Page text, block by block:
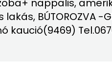
nappalis,
BÚTOROZVA -
kaució(9469)